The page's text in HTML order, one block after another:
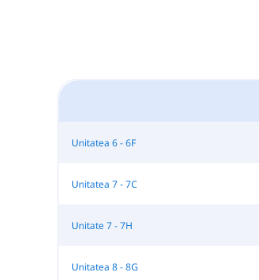
Unitatea 6 - 6F
Unitatea 7 - 7C
Unitate 7 - 7H
Unitatea 8 - 8G